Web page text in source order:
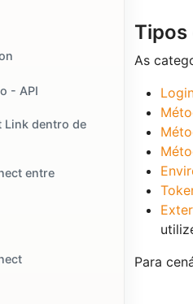
- API
Link dentro de
entre
Tipos
As
Para